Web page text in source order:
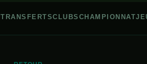
TRANSFERTSCLUBS CHAMPIONNAT